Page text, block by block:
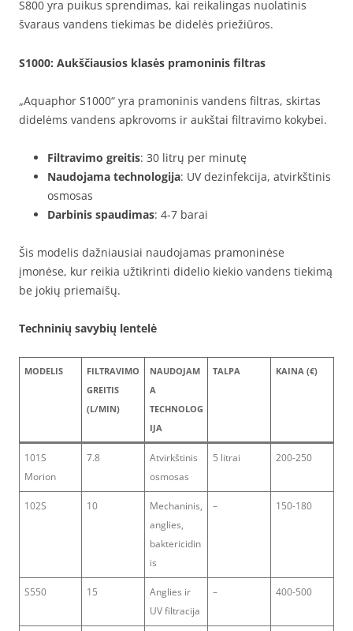
S800 yra puikus sprendimas, kai reikalingas nuolatinis
švaraus vandens tiekimas be didelės priežiūros.
S1000: Aukščiausios klasės pramoninis filtras
„Aquaphor S1000“ yra pramoninis vandens filtras, skirtas
didelėms vandens apkrovoms ir aukštai filtravimo kokybei.
Filtravimo greitis: 30 litrų per minutę
Naudojama technologija: UV dezinfekcija, atvirkštinis
osmosas
Darbinis spaudimas: 4-7 barai
Šis modelis dažniausiai naudojamas pramoninėse
įmonėse, kur reikia užtikrinti didelio kiekio vandens tiekimą
be jokių priemaišų.
Techninių savybių lentelė
MODELIS
FILTRAVIMO
GREITIS
(L/MIN)
NAUDOJAM
A
TECHNOLOG
IJA
TALPA KAINA (€)
101S
Morion
7.8
Atvirkštinis
osmosas
5 litrai 200-250
102S 10
Mechaninis,
anglies,
baktericidin
is
– 150-180
S550 15
Anglies ir
UV filtracija
– 400-500